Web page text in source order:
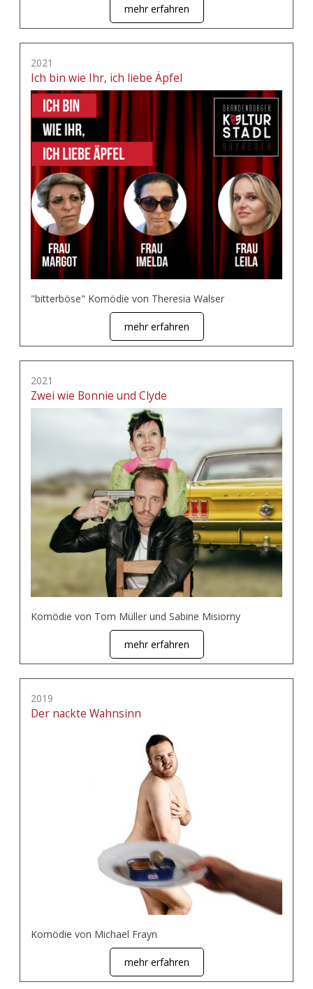
mehr erfahren
2021
Ich bin wie Ihr, ich liebe Äpfel
"bitterböse" Komödie von Theresia Walser
mehr erfahren
2021
Zwei wie Bonnie und Clyde
Komödie von Tom Müller und Sabine Misiorny
mehr erfahren
2019
Der nackte Wahnsinn
Komödie von Michael Frayn
mehr erfahren